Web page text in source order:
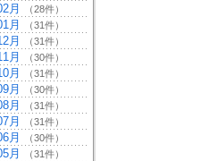
月 （28件）
月 （31件）
月 （31件）
月 （30件）
月 （31件）
月 （30件）
月 （31件）
月 （31件）
月 （30件）
月 （31件）